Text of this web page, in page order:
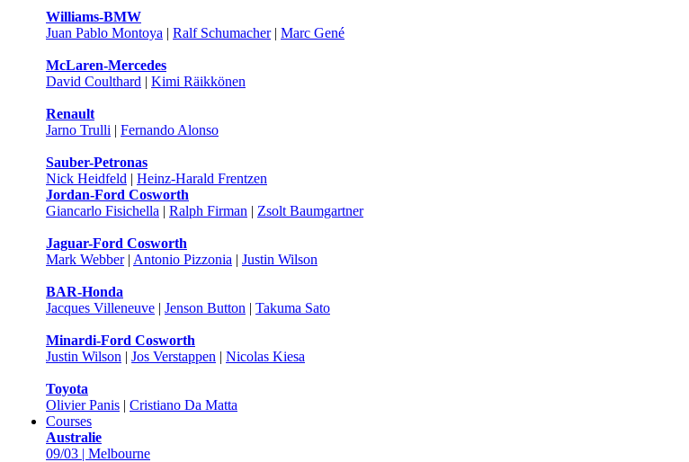
Williams-BMW
Juan Pablo Montoya | Ralf Schumacher| Marc Gené
McLaren-Mercedes
David Coulthard | Kimi Räikkönen
Renault
Jarno Trulli | Fernando Alonso
Sauber-Petronas
Nick Heidfeld | Heinz-Harald Frentzen
Jordan-Ford Cosworth
Giancarlo Fisichella | Ralph Firman | Zsolt Baumgartner
Jaguar-Ford Cosworth
Mark Webber| Antonio Pizzonia | Justin Wilson
BAR-Honda
Jacques Villeneuve | Jenson Button | Takuma Sato
Minardi-Ford Cosworth
Justin Wilson | Jos Verstappen | Nicolas Kiesa
Toyota
Olivier Panis | Cristiano Da Matta
Courses
Australie
09/03 | Melbourne